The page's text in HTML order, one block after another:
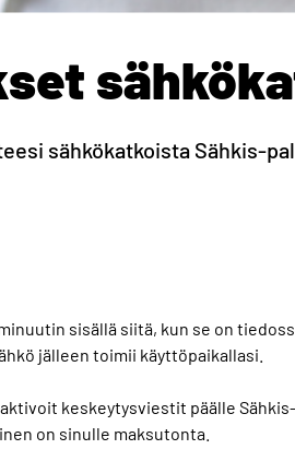
sähkökatkoista Sähkis-
sisällä siitä, kun se on
jälleen toimii käyttöpaikallasi.
keskeytysviestit päälle
on sinulle maksutonta.